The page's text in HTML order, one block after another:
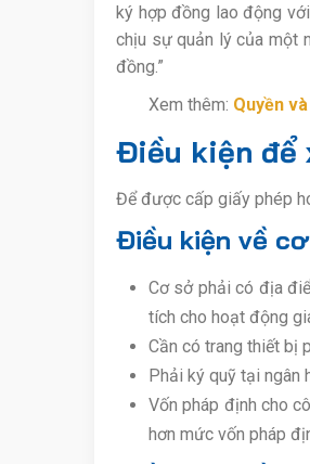
ký hợp đồng lao động
chịu sự quản lý của một
đồng.”
Xem thêm: Quyền
Điều kiện để
Để được cấp giấy phép
Điều kiện về
Cơ sở phải có địa
tích cho hoạt động
Cần có trang thiết bị
Phải ký quỹ tại ngân
Vốn pháp định cho
hơn mức vốn pháp